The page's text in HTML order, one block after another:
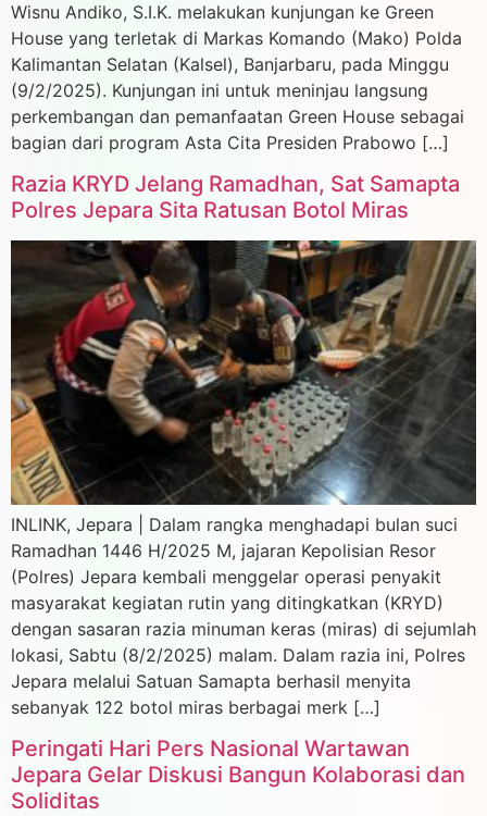
Wisnu Andiko, S.I.K. melakukan kunjungan ke Green
House yang terletak di Markas Komando (Mako) Polda
Kalimantan Selatan (Kalsel), Banjarbaru, pada Minggu
(9/2/2025). Kunjungan ini untuk meninjau langsung
perkembangan dan pemanfaatan Green House sebagai
bagian dari program Asta Cita Presiden Prabowo […]
Razia KRYD Jelang Ramadhan, Sat Samapta
Polres Jepara Sita Ratusan Botol Miras
INLINK, Jepara | Dalam rangka menghadapi bulan suci
Ramadhan 1446 H/2025 M, jajaran Kepolisian Resor
(Polres) Jepara kembali menggelar operasi penyakit
masyarakat kegiatan rutin yang ditingkatkan (KRYD)
dengan sasaran razia minuman keras (miras) di sejumlah
lokasi, Sabtu (8/2/2025) malam. Dalam razia ini, Polres
Jepara melalui Satuan Samapta berhasil menyita
sebanyak 122 botol miras berbagai merk […]
Peringati Hari Pers Nasional Wartawan
Jepara Gelar Diskusi Bangun Kolaborasi dan
Soliditas